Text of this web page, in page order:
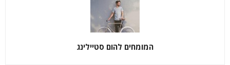
המומחים להום סטיילינג